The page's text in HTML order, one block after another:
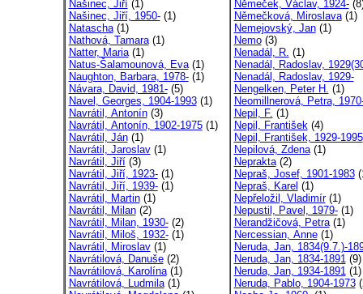
Našinec, Jiří(1)
Našinec, Jiří, 1950-(1)
Natascha(1)
Nathová, Tamara(1)
Natter, Maria(1)
Natus-Šalamounová, Eva(1)
Naughton, Barbara, 1978-(1)
Návara, David, 1981-(5)
Navel, Georges, 1904-1993(1)
Navrátil, Antonín(3)
Navrátil, Antonín, 1902-1975(1)
Navrátil, Ján(1)
Navrátil, Jaroslav(1)
Navrátil, Jiří(3)
Navrátil, Jiří, 1923-(1)
Navrátil, Jiří, 1939-(1)
Navrátil, Martin(1)
Navrátil, Milan(2)
Navrátil, Milan, 1930-(2)
Navrátil, Miloš, 1932-(1)
Navrátil, Miroslav(1)
Navrátilová, Danuše(2)
Navrátilová, Karolína(1)
Navrátilová, Ludmila(1)
Němeček, Václav, 1924-
Němečková, Miroslava(1)
Nemejovský, Jan(1)
Nemo(3)
Nenadál, R. (1)
Nenadál, Radoslav,
Nenadál, Radoslav, 1929-
Nengelken, Peter H. (1)
Neomillnerová, Petra,
Nepil, F. (1)
Nepil, František(4)
Nepil, František, 1929-1995
Nepilová, Zdena(1)
Neprakta(2)
Nepraš, Josef, 1901-1983
Nepraš, Karel (1)
Nepřeložil, Vladimír(1)
Nepustil, Pavel, 1979-(1)
Nerandžičová, Petra(1)
Nercessian, Anne(1)
Neruda, Jan, 1834(9.7.)-
Neruda, Jan, 1834-1891(9)
Neruda, Jan, 1934-1891(1)
Neruda, Pablo, 1904-1973